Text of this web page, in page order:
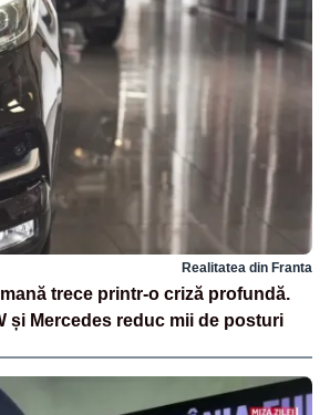
Realitatea din Franta
trece printr-o criză profundă.
și Mercedes reduc mii de posturi